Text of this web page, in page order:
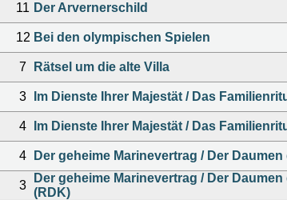
11 Der Arvernerschild
12 Bei den olympischen Spielen
7 Rätsel um die alte Villa
3 Im Dienste Ihrer Majestät / Das
4 Im Dienste Ihrer Majestät / Das
4 Der geheime Marinevertrag / Der
3
Der geheime Marinevertrag / Der
(RDK)